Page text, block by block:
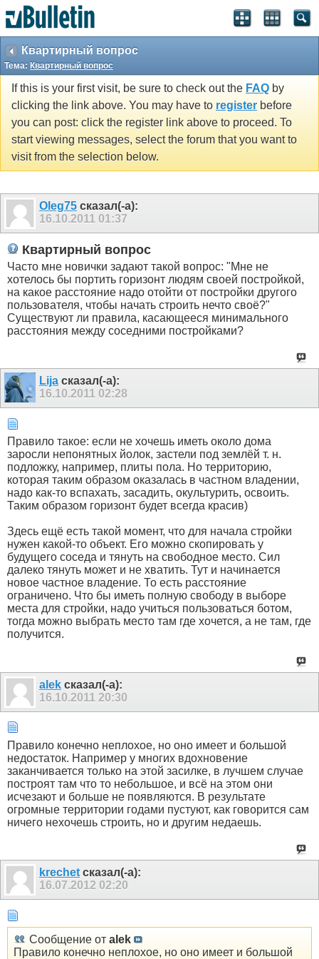
Квартирный вопрос
Тема: Квартирный вопрос
If this is your first visit, be sure to check out the FAQ by
clicking the link above. You may have to register before
you can post: click the register link above to proceed. To
start viewing messages, select the forum that you want to
visit from the selection below.
Oleg75 сказал(-а):
16.10.2011 01:37
Квартирный вопрос
Часто мне новички задают такой вопрос: "Мне не
хотелось бы портить горизонт людям своей постройкой,
на какое расстояние надо отойти от постройки другого
пользователя, чтобы начать строить нечто своё?"
Существуют ли правила, касающееся минимального
расстояния между соседними постройками?
Lija сказал(-а):
16.10.2011 02:28
Правило такое: если не хочешь иметь около дома
заросли непонятных йолок, застели под землёй т. н.
подложку, например, плиты пола. Но территорию,
которая таким образом оказалась в частном владении,
надо как-то вспахать, засадить, окультурить, освоить.
Таким образом горизонт будет всегда красив)
Здесь ещё есть такой момент, что для начала стройки
нужен какой-то объект. Его можно скопировать у
будущего соседа и тянуть на свободное место. Сил
далеко тянуть может и не хватить. Тут и начинается
новое частное владение. То есть расстояние
ограничено. Что бы иметь полную свободу в выборе
места для стройки, надо учиться пользоваться ботом,
тогда можно выбрать место там где хочется, а не там, где
получится.
alek сказал(-а):
16.10.2011 20:30
Правило конечно неплохое, но оно имеет и большой
недостаток. Например у многих вдохновение
заканчивается только на этой засилке, в лучшем случае
построят там что то небольшое, и всё на этом они
исчезают и больше не появляются. В результате
огромные территории годами пустуют, как говорится сам
ничего нехочешь строить, но и другим недаешь.
krechet сказал(-а):
16.07.2012 02:20
Сообщение от alek
Правило конечно неплохое, но оно имеет и большой